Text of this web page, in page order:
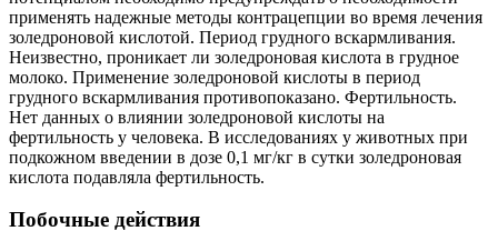
применять надежные методы контрацепции во время лечения
золедроновой кислотой. Период грудного вскармливания.
Неизвестно, проникает ли золедроновая кислота в грудное
молоко. Применение золедроновой кислоты в период
грудного вскармливания противопоказано. Фертильность.
Нет данных о влиянии золедроновой кислоты на
фертильность у человека. В исследованиях у животных при
подкожном введении в дозе 0,1 мг/кг в сутки золедроновая
кислота подавляла фертильность.
Побочные действия